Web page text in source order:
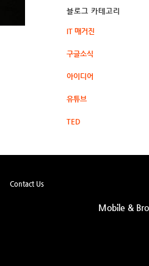
블로그 카테고리
IT 매거진
구글소식
아이디어
유튜브
TED
Contact Us
Mobile &